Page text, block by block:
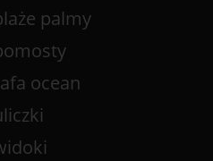
palmy
ocean